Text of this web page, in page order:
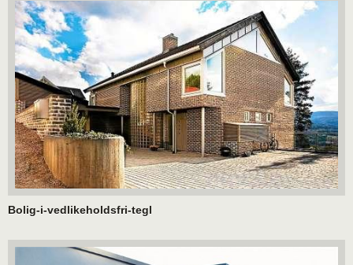
Bolig-i-vedlikeholdsfri-tegl